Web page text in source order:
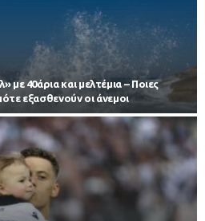
με 40άρια και μελτέμια – Ποιες
εξασθενούν οι άνεμοι